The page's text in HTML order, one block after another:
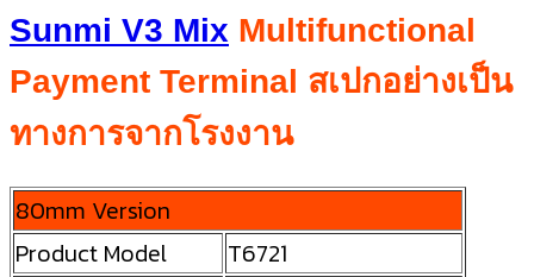
Sunmi V3 Mix Multifunctional
Payment Terminal สเปกอย่างเป็น
ทางการจากโรงงาน
80mm Version
Product Model
T6721